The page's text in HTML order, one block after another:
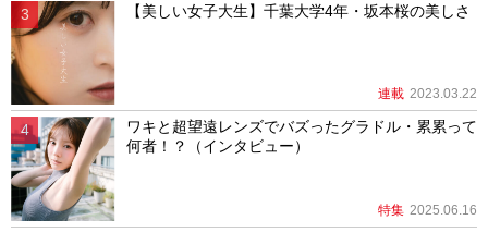
【美しい女子大生】千葉大学4年・坂本桜の美しさ
連載 2023.03.22
ワキと超望遠レンズでバズったグラドル・累累って
何者！？（インタビュー）
特集 2025.06.16